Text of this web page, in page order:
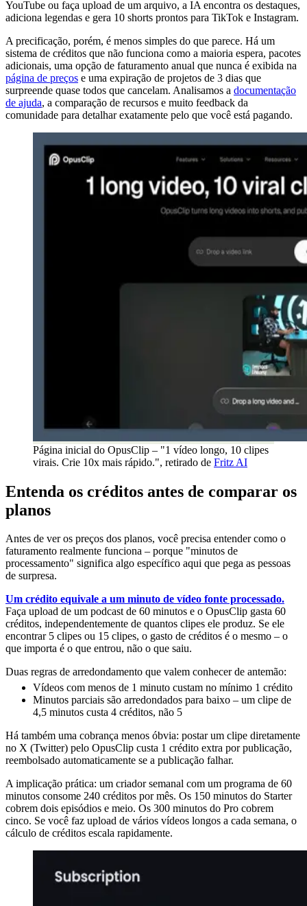
YouTube ou faça upload de um arquivo, a IA encontra os destaques,
adiciona legendas e gera 10 shorts prontos para TikTok e Instagram.
A precificação, porém, é menos simples do que parece. Há um
sistema de créditos que não funciona como a maioria espera, pacotes
adicionais, uma opção de faturamento anual que nunca é exibida na
página de preços e uma expiração de projetos de 3 dias que
surpreende quase todos que cancelam. Analisamos a documentação
de ajuda, a comparação de recursos e muito feedback da
comunidade para detalhar exatamente pelo que você está pagando.
Página inicial do OpusClip – "1 vídeo longo, 10 clipes
virais. Crie 10x mais rápido.", retirado de Fritz AI
Entenda os créditos antes de comparar os
planos
Antes de ver os preços dos planos, você precisa entender como o
faturamento realmente funciona – porque "minutos de
processamento" significa algo específico aqui que pega as pessoas
de surpresa.
Um crédito equivale a um minuto de vídeo fonte processado.
Faça upload de um podcast de 60 minutos e o OpusClip gasta 60
créditos, independentemente de quantos clipes ele produz. Se ele
encontrar 5 clipes ou 15 clipes, o gasto de créditos é o mesmo – o
que importa é o que entrou, não o que saiu.
Duas regras de arredondamento que valem conhecer de antemão:
Vídeos com menos de 1 minuto custam no mínimo 1 crédito
Minutos parciais são arredondados para baixo – um clipe de
4,5 minutos custa 4 créditos, não 5
Há também uma cobrança menos óbvia: postar um clipe diretamente
no X (Twitter) pelo OpusClip custa 1 crédito extra por publicação,
reembolsado automaticamente se a publicação falhar.
A implicação prática: um criador semanal com um programa de 60
minutos consome 240 créditos por mês. Os 150 minutos do Starter
cobrem dois episódios e meio. Os 300 minutos do Pro cobrem
cinco. Se você faz upload de vários vídeos longos a cada semana, o
cálculo de créditos escala rapidamente.